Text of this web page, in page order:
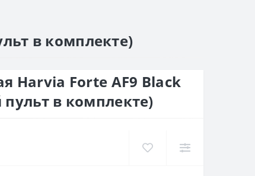
в комплекте)
Harvia Forte AF9 Black
в комплекте)